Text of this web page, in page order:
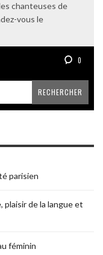
chanteuses de
vous le
0
parisien
de la langue et
féminin